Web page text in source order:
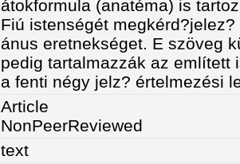
átokformula (anatéma) is
Fiú istenségét megkérd?jelez?
ánus eretnekséget. E szöveg
pedig tartalmazzák az említett
a fenti négy jelz? értelmezési
Article
NonPeerReviewed
text